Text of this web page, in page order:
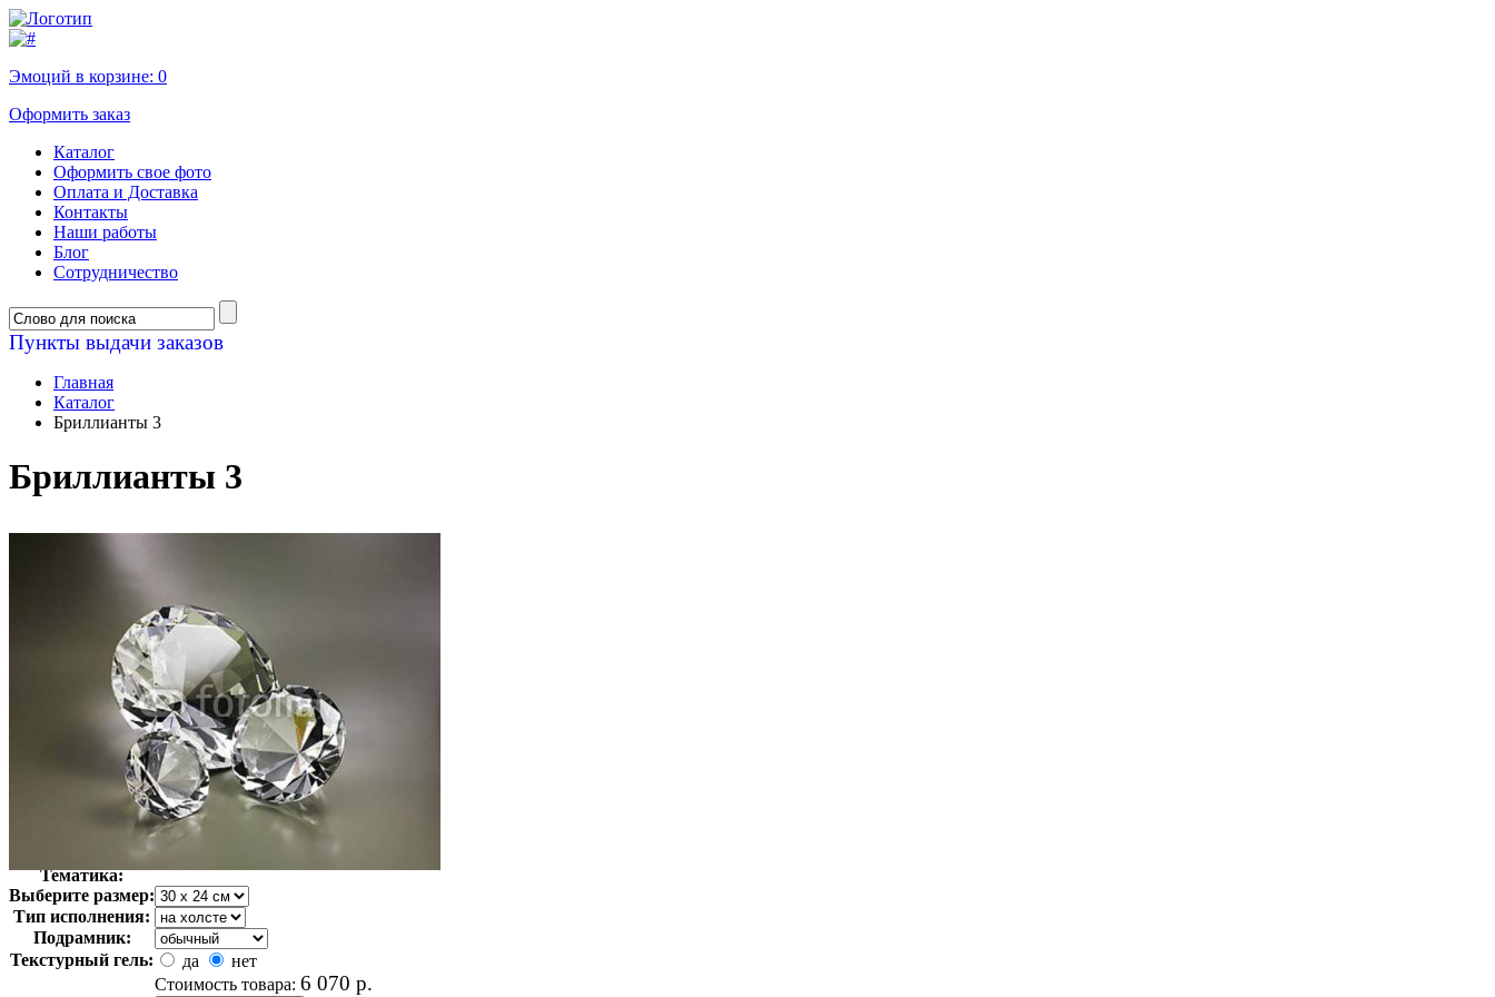
Эмоций в корзине: 0
Оформить заказ
Каталог
Оформить свое фото
Оплата и Доставка
Контакты
Наши работы
Блог
Сотрудничество
Пункты выдачи заказов
Главная
Каталог
Бриллианты 3
Бриллианты 3
Неизвестно
Тематика:
Выберите размер:
Тип исполнения:
Подрамник:
Текстурный гель:
да
нет
Стоимость товара: 6 070 р.